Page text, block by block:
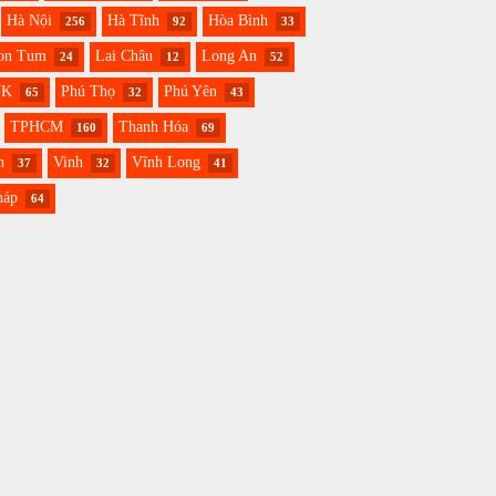
Hà Nội 256 Hà Tĩnh 92 Hòa Bình 33
Tum 24 Lai Châu 12 Long An 52
65 Phú Thọ 32 Phú Yên 43
TPHCM 160 Thanh Hóa 69
37 Vinh 32 Vĩnh Long 41
64